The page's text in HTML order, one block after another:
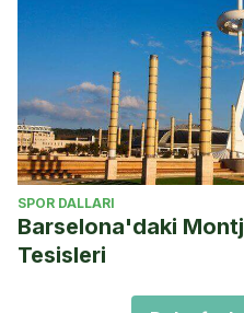
SPOR DALLARI
Barselona'daki
Tesisleri